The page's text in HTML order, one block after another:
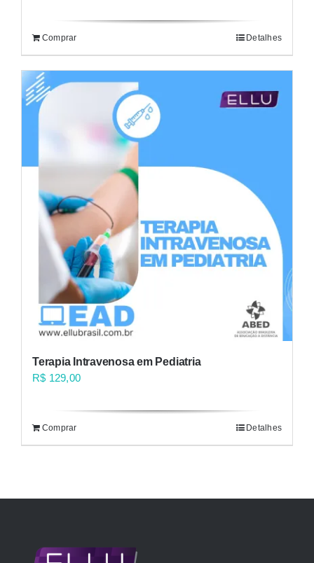
Comprar Detalhes
Terapia Intravenosa em Pediatria
R$ 129,00
Comprar Detalhes